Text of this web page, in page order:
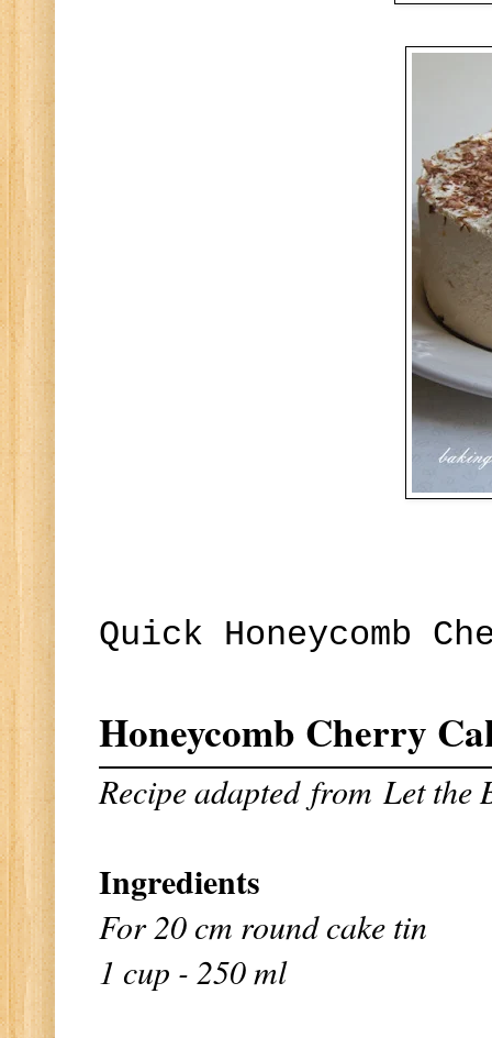
Quick Honeycomb
Honeycomb Cherry
Recipe adapted fromLet the
Ingredients
For 20 cm round cake tin
1 cup - 250 ml